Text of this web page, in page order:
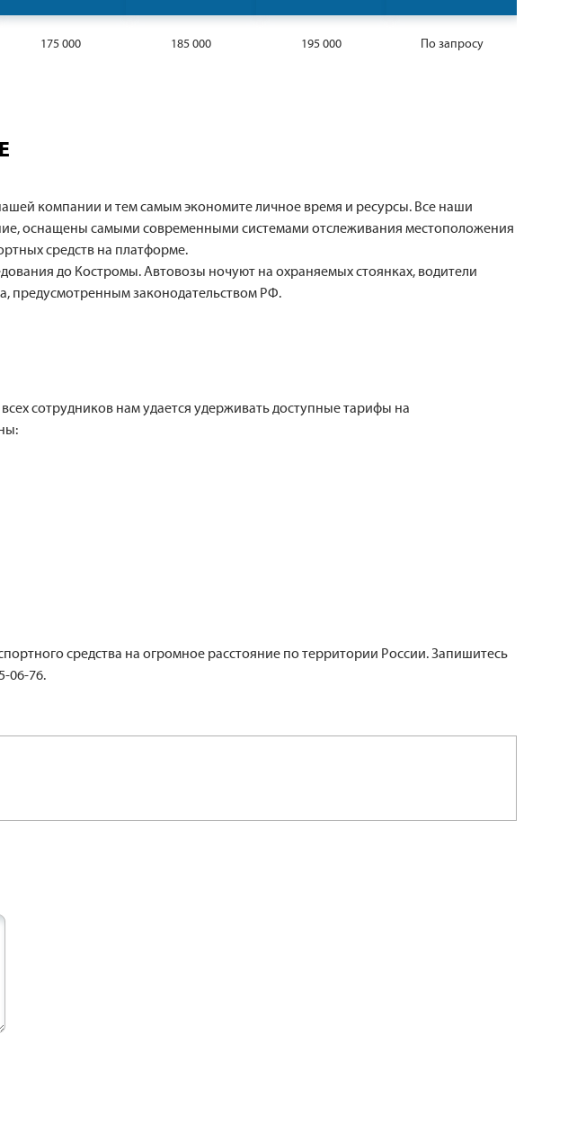
175 000 185 000 195 000 По запросу
компании и тем самым экономите личное время и ресурсы. Все наши
оснащены самыми современными системами отслеживания местоположения
средств на платформе.
до Костромы. Автовозы ночуют на охраняемых стоянках, водители
предусмотренным законодательством РФ.
сотрудников нам удается удерживать доступные тарифы на
средства на огромное расстояние по территории России. Запишитесь
06-76.